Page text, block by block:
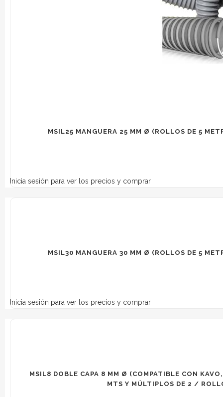
MSIL25 MANGUERA 25 MM Ø (ROLLOS DE 5
Inicia sesión para ver los precios y comprar
MSIL30 MANGUERA 30 MM Ø (ROLLOS DE 5
Inicia sesión para ver los precios y comprar
MSIL8 DOBLE CAPA 8 MM Ø (COMPATIBLE CON
MTS Y MÚLTIPLOS DE 2 /